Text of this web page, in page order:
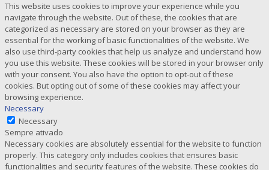
This website uses cookies to improve your experience while you
navigate through the website. Out of these, the cookies that are
categorized as necessary are stored on your browser as they are
essential for the working of basic functionalities of the website. We
also use third-party cookies that help us analyze and understand how
you use this website. These cookies will be stored in your browser only
with your consent. You also have the option to opt-out of these
cookies. But opting out of some of these cookies may affect your
browsing experience.
Necessary
Necessary
Sempre ativado
Necessary cookies are absolutely essential for the website to function
properly. This category only includes cookies that ensures basic
functionalities and security features of the website. These cookies do